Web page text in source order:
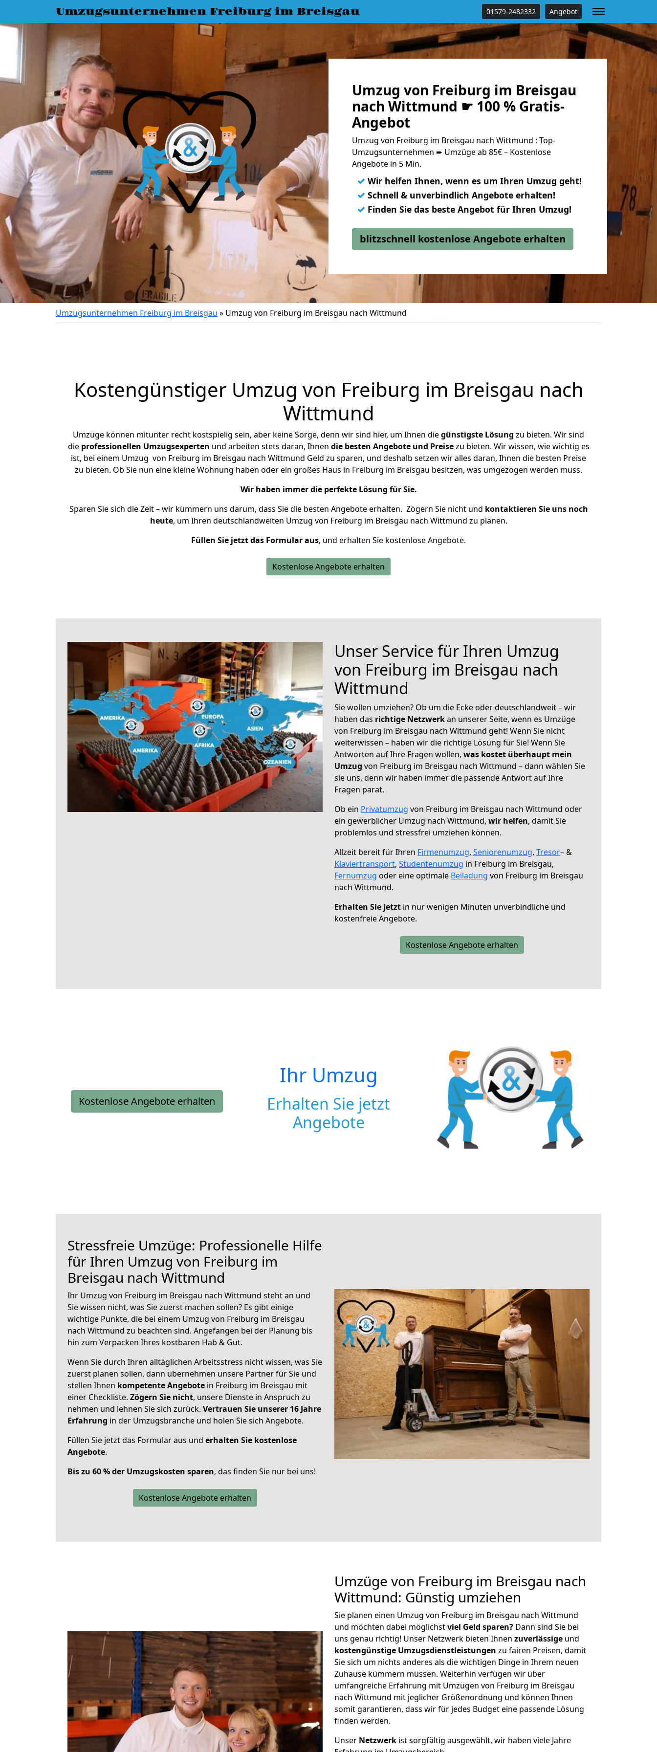
Umzugsunternehmen Freiburg im Breisgau 01579-2482332 Angebot
Umzug von Freiburg im Breisgau
nach Wittmund ☛ 100 % Gratis-
Angebot
Umzug von Freiburg im Breisgau nach Wittmund : Top-
Umzugsunternehmen ➨ Umzüge ab 85€ – Kostenlose
Angebote in 5 Min.
✓ Wir helfen Ihnen, wenn es um Ihren Umzug geht!
✓ Schnell & unverbindlich Angebote erhalten!
✓ Finden Sie das beste Angebot für Ihren Umzug!
blitzschnell kostenlose Angebote erhalten
Umzugsunternehmen Freiburg im Breisgau » Umzug von Freiburg im Breisgau nach Wittmund
Kostengünstiger Umzug von Freiburg im Breisgau nach
Wittmund
Umzüge können mitunter recht kostspielig sein, aber keine Sorge, denn wir sind hier, um Ihnen diegünstigste Lösung zu bieten. Wir sind
die professionellen Umzugsexperten und arbeiten stets daran, Ihnen die besten Angebote und Preisezu bieten. Wir wissen, wie wichtig es
ist, bei einem Umzug von Freiburg im Breisgau nach Wittmund Geld zu sparen, und deshalb setzen wir alles daran, Ihnen die besten Preise
zu bieten. Ob Sie nun eine kleine Wohnung haben oder ein großes Haus in Freiburg im Breisgau besitzen, was umgezogen werden muss.
Wir haben immer die perfekte Lösung für Sie.
Sparen Sie sich die Zeit – wir kümmern uns darum, dass Sie die besten Angebote erhalten. Zögern Sie nicht und kontaktieren Sie uns noch
heute, um Ihren deutschlandweiten Umzug von Freiburg im Breisgau nach Wittmund zu planen.
Füllen Sie jetzt das Formular aus, und erhalten Sie kostenlose Angebote.
Kostenlose Angebote erhalten
Unser Service für Ihren Umzug
von Freiburg im Breisgau nach
Wittmund
Sie wollen umziehen? Ob um die Ecke oder deutschlandweit – wir
haben das richtige Netzwerkan unserer Seite, wenn es Umzüge
von Freiburg im Breisgau nach Wittmund geht! Wenn Sie nicht
weiterwissen – haben wir die richtige Lösung für Sie! Wenn Sie
Antworten auf Ihre Fragen wollen, was kostet überhaupt mein
Umzug von Freiburg im Breisgau nach Wittmund – dann wählen Sie
sie uns, denn wir haben immer die passende Antwort auf Ihre
Fragen parat.
Ob ein Privatumzug von Freiburg im Breisgau nach Wittmund oder
ein gewerblicher Umzug nach Wittmund, wir helfen, damit Sie
problemlos und stressfrei umziehen können.
Allzeit bereit für Ihren Firmenumzug, Seniorenumzug, Tresor– &
Klaviertransport, Studentenumzug in Freiburg im Breisgau,
Fernumzug oder eine optimale Beiladung von Freiburg im Breisgau
nach Wittmund.
Erhalten Sie jetzt in nur wenigen Minuten unverbindliche und
kostenfreie Angebote.
Kostenlose Angebote erhalten
Kostenlose Angebote erhalten
Ihr Umzug
Erhalten Sie jetzt
Angebote
Stressfreie Umzüge: Professionelle Hilfe
für Ihren Umzug von Freiburg im
Breisgau nach Wittmund
Ihr Umzug von Freiburg im Breisgau nach Wittmund steht an und
Sie wissen nicht, was Sie zuerst machen sollen? Es gibt einige
wichtige Punkte, die bei einem Umzug von Freiburg im Breisgau
nach Wittmund zu beachten sind. Angefangen bei der Planung bis
hin zum Verpacken Ihres kostbaren Hab & Gut.
Wenn Sie durch Ihren alltäglichen Arbeitsstress nicht wissen, was Sie
zuerst planen sollen, dann übernehmen unsere Partner für Sie und
stellen Ihnen kompetente Angebote in Freiburg im Breisgau mit
einer Checkliste. Zögern Sie nicht, unsere Dienste in Anspruch zu
nehmen und lehnen Sie sich zurück. Vertrauen Sie unserer 16 Jahre
Erfahrung in der Umzugsbranche und holen Sie sich Angebote.
Füllen Sie jetzt das Formular aus und erhalten Sie kostenlose
Angebote.
Bis zu 60 % der Umzugskosten sparen, das finden Sie nur bei uns!
Kostenlose Angebote erhalten
Umzüge von Freiburg im Breisgau nach
Wittmund: Günstig umziehen
Sie planen einen Umzug von Freiburg im Breisgau nach Wittmund
und möchten dabei möglichstviel Geld sparen? Dann sind Sie bei
uns genau richtig! Unser Netzwerk bieten Ihnen zuverlässige und
kostengünstige Umzugsdienstleistungen zu fairen Preisen, damit
Sie sich um nichts anderes als die wichtigen Dinge in Ihrem neuen
Zuhause kümmern müssen. Weiterhin verfügen wir über
umfangreiche Erfahrung mit Umzügen von Freiburg im Breisgau
nach Wittmund mit jeglicher Größenordnung und können Ihnen
somit garantieren, dass wir für jedes Budget eine passende Lösung
finden werden.
Unser Netzwerk ist sorgfältig ausgewählt, wir haben viele Jahre